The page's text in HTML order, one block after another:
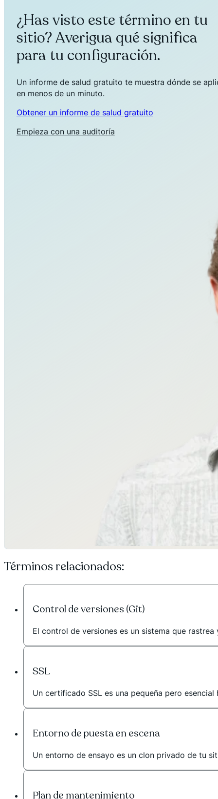
¿Has visto este término en tu
sitio? Averigua qué significa
para tu configuración.
Un informe de salud gratuito te muestra dónde se
en menos de un minuto.
Obtener un informe de salud gratuito
Empieza con una auditoría
Términos relacionados:
Control de versiones (Git)
El control de versiones es un sistema que
SSL
Un certificado SSL es una pequeña pero
Entorno de puesta en escena
Un entorno de ensayo es un clon privado de tu
Plan de mantenimiento